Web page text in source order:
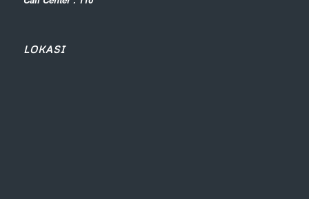
LOKASI